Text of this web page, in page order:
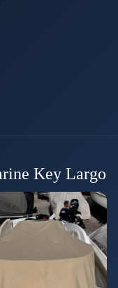
Key Largo